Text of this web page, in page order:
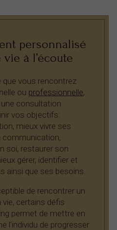
personnalisé
vie à l’écoute
que vous rencontrez
ou professionnelle,
consultation
vos objectifs:
mieux vivre ses
communication,
soi, restaurer son
gérer, identifier et
ainsi que ses besoins.
de rencontrer un
certains défis
permet de mettre en
l'individu de progresser